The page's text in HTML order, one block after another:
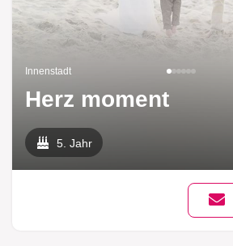
Innenstadt
Herz moment
5. Jahr